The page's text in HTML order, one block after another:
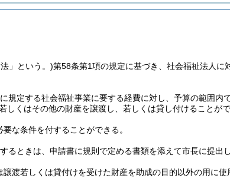
」という。)第58条第1項の規定に基づき、社会福祉法人に
規定する社会福祉事業に要する経費に対し、予算の範囲内
くはその他の財産を譲渡し、若しくは貸し付けることがで
な条件を付することができる。
るときは、申請書に規則で定める書類を添えて市長に提出
渡若しくは貸付けを受けた財産を助成の目的以外の用に使